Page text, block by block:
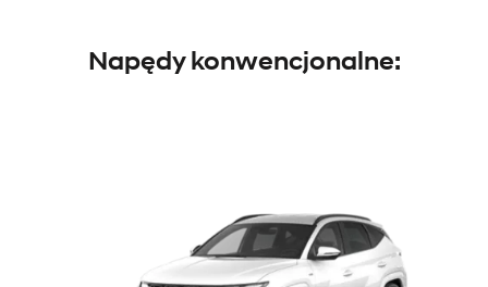
Napędy konwencjonalne: